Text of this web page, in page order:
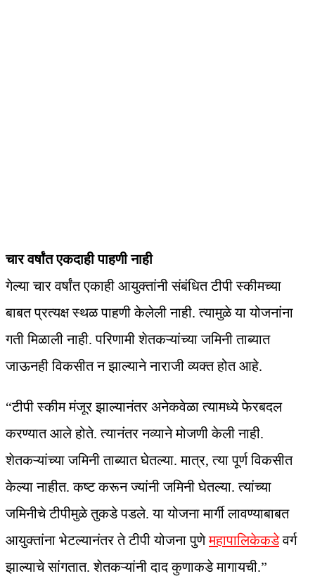
चार वर्षांत एकदाही पाहणी नाही
गेल्‍या चार वर्षांत एकाही आयुक्‍तांनी संबंधित टीपी स्‍कीमच्‍या
बाबत प्रत्‍यक्ष स्‍थळ पाहणी केलेली नाही. त्‍यामुळे या योजनांना
गती मिळाली नाही. परिणामी शेतकऱ्यांच्‍या जमिनी ताब्यात
जाऊनही विकसीत न झाल्‍याने नाराजी व्‍यक्‍त होत आहे.
“टीपी स्‍कीम मंजूर झाल्‍यानंतर अनेकवेळा त्‍यामध्ये फेरबदल
करण्यात आले होते. त्‍यानंतर नव्‍याने मोजणी केली नाही.
शेतकऱ्यांच्‍या जमिनी ताब्यात घेतल्‍या. मात्र, त्‍या पूर्ण विकसीत
केल्‍या नाहीत. कष्ट करून ज्‍यांनी जमिनी घेतल्‍या. त्‍यांच्‍या
जमिनीचे टीपीमुळे तुकडे पडले. या योजना मार्गी लावण्याबाबत
आयुक्‍तांना भेटल्‍यानंतर ते टीपी योजना पुणेमहापालिकेकडेवर्ग
झाल्‍याचे सांगतात. शेतकऱ्यांनी दाद कुणाकडे मागायची.”